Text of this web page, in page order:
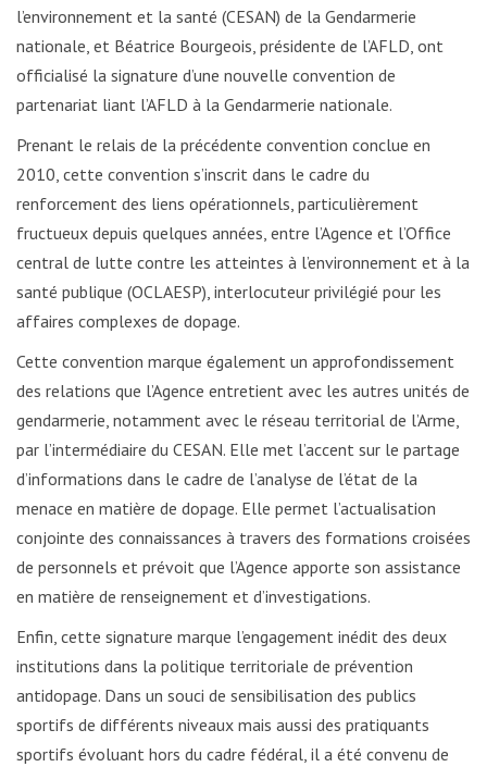
l’environnement et la santé (CESAN) de la Gendarmerie
nationale, et Béatrice Bourgeois, présidente de l’AFLD, ont
officialisé la signature d’une nouvelle convention de
partenariat liant l’AFLD à la Gendarmerie nationale.
Prenant le relais de la précédente convention conclue en
2010, cette convention s’inscrit dans le cadre du
renforcement des liens opérationnels, particulièrement
fructueux depuis quelques années, entre l’Agence et l’Office
central de lutte contre les atteintes à l’environnement et à la
santé publique (OCLAESP), interlocuteur privilégié pour les
affaires complexes de dopage.
Cette convention marque également un approfondissement
des relations que l’Agence entretient avec les autres unités de
gendarmerie, notamment avec le réseau territorial de l’Arme,
par l’intermédiaire du CESAN. Elle met l’accent sur le partage
d’informations dans le cadre de l’analyse de l’état de la
menace en matière de dopage. Elle permet l’actualisation
conjointe des connaissances à travers des formations croisées
de personnels et prévoit que l’Agence apporte son assistance
en matière de renseignement et d’investigations.
Enfin, cette signature marque l’engagement inédit des deux
institutions dans la politique territoriale de prévention
antidopage. Dans un souci de sensibilisation des publics
sportifs de différents niveaux mais aussi des pratiquants
sportifs évoluant hors du cadre fédéral, il a été convenu de